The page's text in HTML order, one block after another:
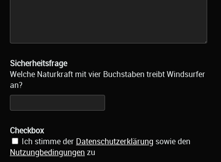
Sicherheitsfrage
Welche Naturkraft mit vier Buchstaben treibt Windsurfer
an?
Checkbox
Ich stimme der Datenschutzerklärung sowie den
Nutzungbedingungen zu